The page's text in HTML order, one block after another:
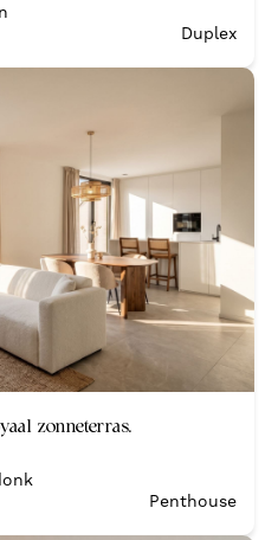
Duplex
zonneterras.
Penthouse